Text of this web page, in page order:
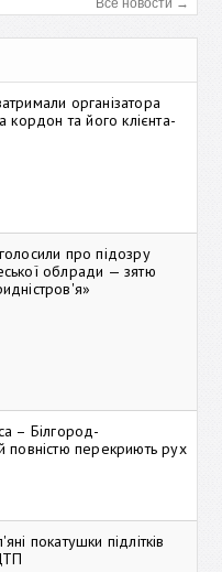
Все новости →
організатора
кордон та його клієнта-
про підозру
облради — зятю
– Білгород-
повністю перекриють рух
покатушки підлітків